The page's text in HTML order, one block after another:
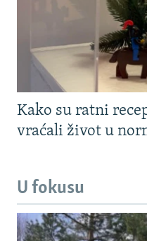
Kako su ratni
vraćali život u
U fokusu